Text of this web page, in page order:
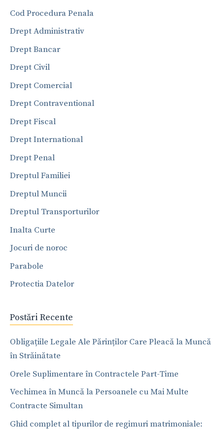
Cod Procedura Penala
Drept Administrativ
Drept Bancar
Drept Civil
Drept Comercial
Drept Contraventional
Drept Fiscal
Drept International
Drept Penal
Dreptul Familiei
Dreptul Muncii
Dreptul Transporturilor
Inalta Curte
Jocuri de noroc
Parabole
Protectia Datelor
Postări Recente
Obligațiile Legale Ale Părinților Care Pleacă la Muncă
în Străinătate
Orele Suplimentare în Contractele Part-Time
Vechimea în Muncă la Persoanele cu Mai Multe
Contracte Simultan
Ghid complet al tipurilor de regimuri matrimoniale: